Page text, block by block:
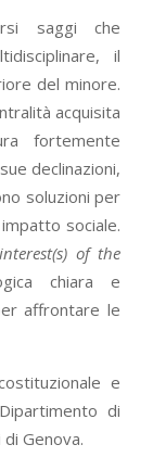
saggi che
il
del minore.
acquisita
fortemente
declinazioni,
soluzioni per
sociale.
of the
chiara e
affrontare le
e
di
Genova.